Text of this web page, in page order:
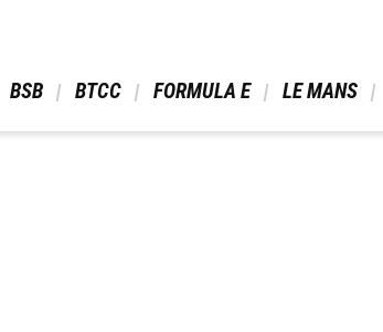
BSB BTCC FORMULA E LE MANS